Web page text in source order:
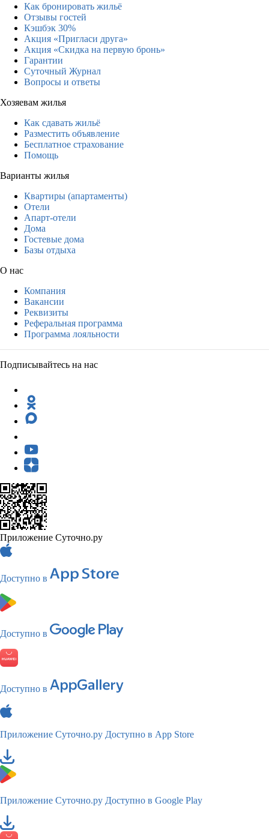
Как бронировать жильё
Отзывы гостей
Кэшбэк 30%
Акция «Пригласи друга»
Акция «Скидка на первую бронь»
Гарантии
Суточный Журнал
Вопросы и ответы
Хозяевам жилья
Как сдавать жильё
Разместить объявление
Бесплатное страхование
Помощь
Варианты жилья
Квартиры (апартаменты)
Отели
Апарт-отели
Дома
Гостевые дома
Базы отдыха
О нас
Компания
Вакансии
Реквизиты
Реферальная программа
Программа лояльности
Подписывайтесь на нас
Приложение Суточно.ру
Доступно в
Доступно в
Доступно в
Приложение Суточно.ру Доступно в App Store
Приложение Суточно.ру Доступно в Google Play